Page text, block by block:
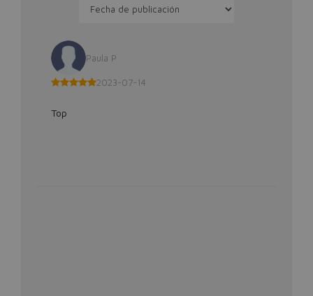
Paula P
2023-07-14
Top